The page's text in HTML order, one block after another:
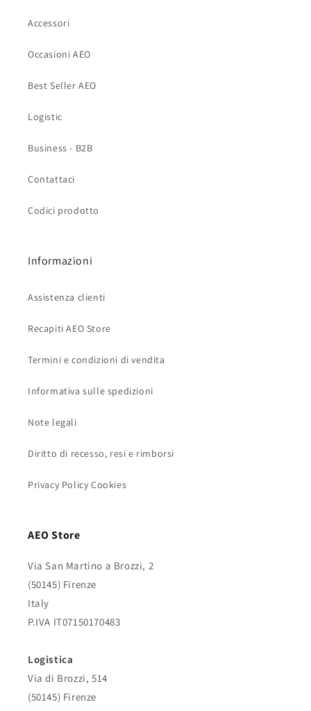
Accessori
Occasioni AEO
Best Seller AEO
Logistic
Business - B2B
Contattaci
Codici prodotto
Informazioni
Assistenza clienti
Recapiti AEO Store
Termini e condizioni di vendita
Informativa sulle spedizioni
Note legali
Diritto di recesso, resi e rimborsi
Privacy Policy Cookies
AEO Store
Via San Martino a Brozzi, 2
(50145) Firenze
Italy
P.IVA IT07150170483
Logistica
Via di Brozzi, 514
(50145) Firenze